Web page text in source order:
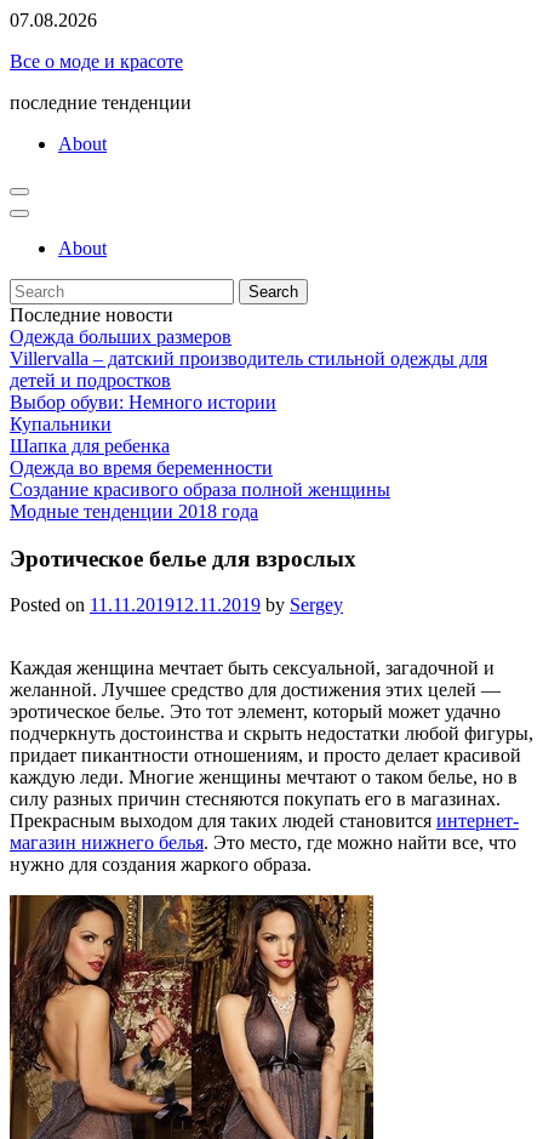
Skip
content
07.08.2026
Все о моде и красоте
последние тенденции
About
About
Search
for:
Последние новости
Одежда больших размеров
Villervalla – датский производитель стильной одежды для
детей и подростков
Выбор обуви: Немного истории
Купальники
Шапка для ребенка
Одежда во время беременности
Создание красивого образа полной женщины
Модные тенденции 2018 года
Эротическое белье для взрослых
Posted on 11.11.201912.11.2019 by Sergey
Каждая женщина мечтает быть сексуальной, загадочной и
желанной. Лучшее средство для достижения этих целей ―
эротическое белье. Это тот элемент, который может удачно
подчеркнуть достоинства и скрыть недостатки любой фигуры,
придает пикантности отношениям, и просто делает красивой
каждую леди. Многие женщины мечтают о таком белье, но в
силу разных причин стесняются покупать его в магазинах.
Прекрасным выходом для таких людей становится интернет-
магазин нижнего белья. Это место, где можно найти все, что
нужно для создания жаркого образа.